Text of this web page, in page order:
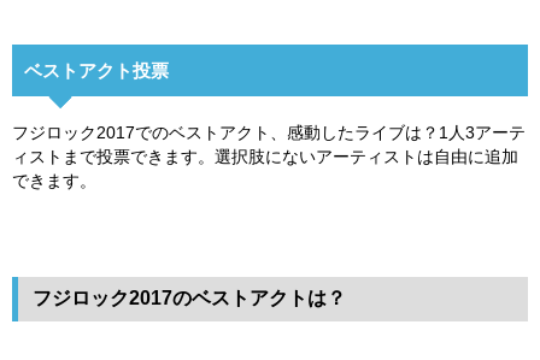
ベストアクト投票
フジロック2017でのベストアクト、感動したライブは？1人3アーテ
ィストまで投票できます。選択肢にないアーティストは自由に追加
できます。
フジロック2017のベストアクトは？